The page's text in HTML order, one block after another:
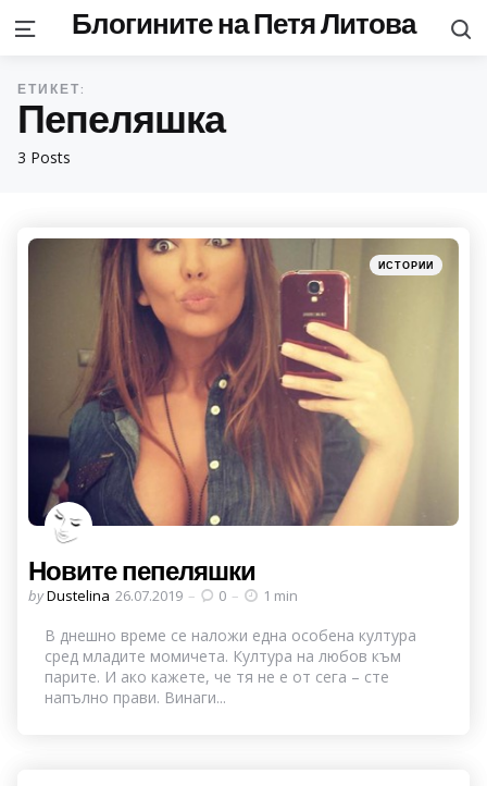
MenuБлогините на Петя Литова
3 Posts
ЕТИКЕТ:
Пепеляшка
Categories
Posted
in
ИСТОРИИ
Новите пепеляшки
Posted
byDustelina 26.07.2019 0 1 min
В днешно време се наложи една особена култура
сред младите момичета. Култура на любов към
парите. И ако кажете, че тя не е от сега – сте
напълно прави. Винаги...